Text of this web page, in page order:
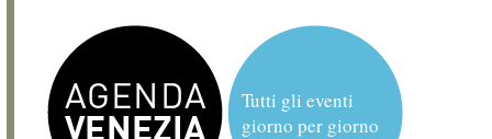
Tutti gli eventi
giorno per giorno